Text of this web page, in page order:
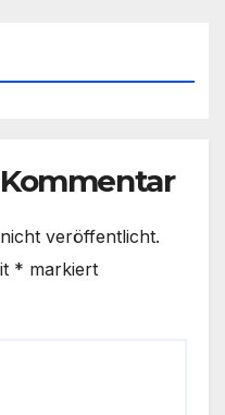
veröffentlicht.
* markiert